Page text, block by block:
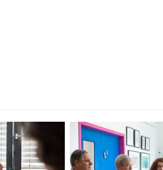
und Kultur!
Trans­for­mation zur Nachhaltigkeit